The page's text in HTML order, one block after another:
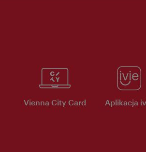
Vienna City Card Aplikacja